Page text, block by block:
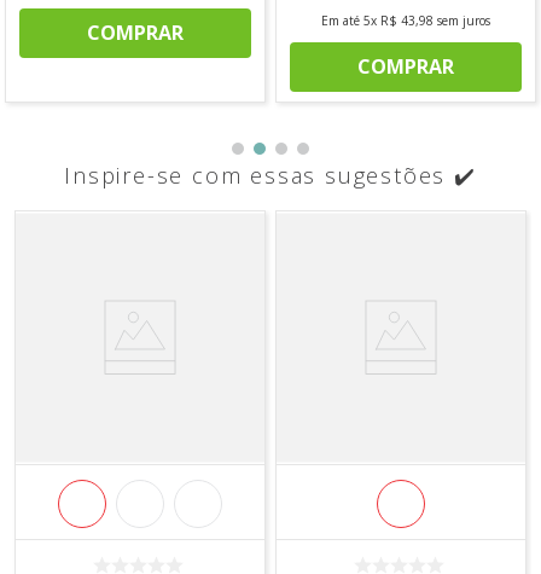
COMPRAR Em até 5x R$ 43,98 sem juros
COMPRAR
Inspire-se com essas sugestões ✔️